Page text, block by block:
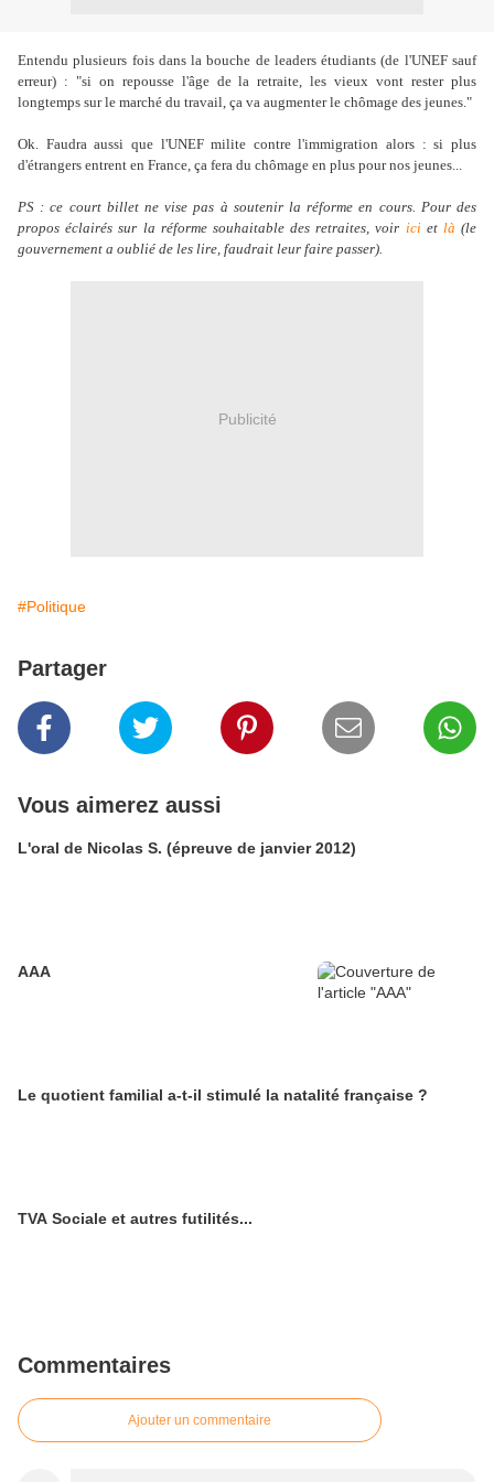
Entendu plusieurs fois dans la bouche de leaders étudiants (de l'UNEF sauf
erreur) : "si on repousse l'âge de la retraite, les vieux vont rester plus
longtemps sur le marché du travail, ça va augmenter le chômage des jeunes."
Ok. Faudra aussi que l'UNEF milite contre l'immigration alors : si plus
d'étrangers entrent en France, ça fera du chômage en plus pour nos jeunes...
PS : ce court billet ne vise pas à soutenir la réforme en cours. Pour des
propos éclairés sur la réforme souhaitable des retraites, voir iciet là (le
gouvernement a oublié de les lire, faudrait leur faire passer).
Publicité
#Politique
Partager
Vous aimerez aussi
L'oral de Nicolas S. (épreuve de janvier 2012)
AAA
Le quotient familial a-t-il stimulé la natalité française ?
TVA Sociale et autres futilités...
Commentaires
Ajouter un commentaire